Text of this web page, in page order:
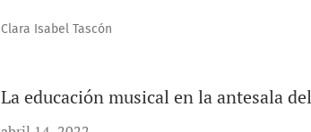
Clara Isabel Tascón
La educación musical en la antesala